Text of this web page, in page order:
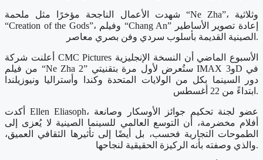
شهدت الأعمال الناجحة مؤخرًا مثل ملحمة “Ne Zha”، وثلاثية
“Creation of the Gods”، وفيلم “Chang An” إعادة تصوير الأساطير
الصينية القديمة بأسلوب سردي وفن بصري معاصر.
أعلنت شركة CMC Pictures الأسبوع الماضي أن النسخة الإنجليزية
من فيلم “Ne Zha 2” ستُعرض لأول مرة بتقنيتي IMAX و3D في
دور السينما بكل من الولايات المتحدة وكندا وأستراليا ونيوزيلندا
ابتداءً من 22 أغسطس.
أكدت Ellen Eliasoph، عضو لجنة تحكيم جوائز الأوسكار وصانعة
أفلام مخضرمة، أن التوسع العالمي للسينما الصينية لا يُعزى إلى
الطموحات التجارية فحسب، بل أيضًا إلى تأثيرها الثقافي العميق،
والذي وصفته بأنه الركيزة الحقيقية لنجاحها.